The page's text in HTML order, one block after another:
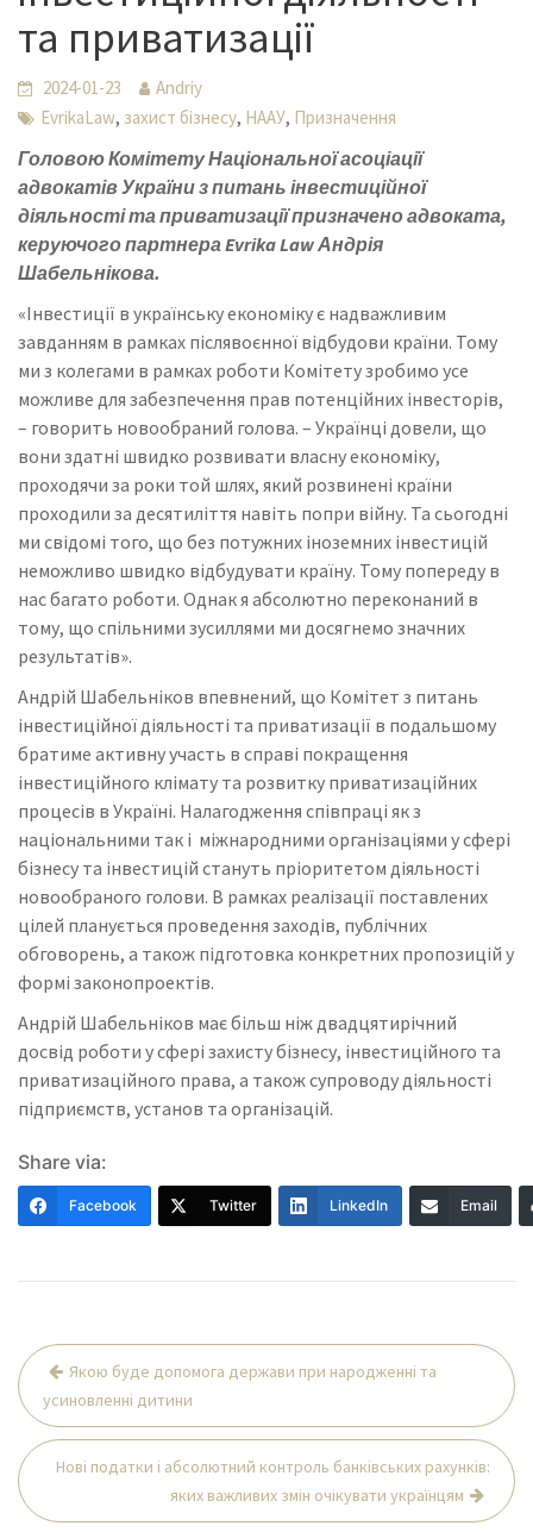
та приватизації
2024-01-23
Andriy
EvrikaLaw, захист бізнесу, НААУ, Призначення
Головою Комітету Національної асоціації
адвокатів України з питань інвестиційної
діяльності та приватизації призначено адвоката,
керуючого партнера Evrika Law Андрія
Шабельнікова.
«Інвестиції в українську економіку є надважливим
завданням в рамках післявоєнної відбудови країни. Тому
ми з колегами в рамках роботи Комітету зробимо усе
можливе для забезпечення прав потенційних інвесторів,
– говорить новообраний голова. – Українці довели, що
вони здатні швидко розвивати власну економіку,
проходячи за роки той шлях, який розвинені країни
проходили за десятиліття навіть попри війну. Та сьогодні
ми свідомі того, що без потужних іноземних інвестицій
неможливо швидко відбудувати країну. Тому попереду в
нас багато роботи. Однак я абсолютно переконаний в
тому, що спільними зусиллями ми досягнемо значних
результатів».
Андрій Шабельніков впевнений, що Комітет з питань
інвестиційної діяльності та приватизації в подальшому
братиме активну участь в справі покращення
інвестиційного клімату та розвитку приватизаційних
процесів в Україні. Налагодження співпраці як з
національними так і міжнародними організаціями у сфері
бізнесу та інвестицій стануть пріоритетом діяльності
новообраного голови. В рамках реалізації поставлених
цілей планується проведення заходів, публічних
обговорень, а також підготовка конкретних пропозицій у
формі законопроектів.
Андрій Шабельніков має більш ніж двадцятирічний
досвід роботи у сфері захисту бізнесу, інвестиційного та
приватизаційного права, а також супроводу діяльності
підприємств, установ та організацій.
Share via:
Facebook Twitter LinkedIn Email
Навігація
записів
Якою буде допомога держави при народженні та
усиновленні дитини
Нові податки і абсолютний контроль банківських рахунків:
яких важливих змін очікувати українцям